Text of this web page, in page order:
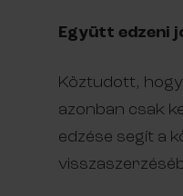
Együtt edzeni
Köztudott,
azonban csak
edzése segít a